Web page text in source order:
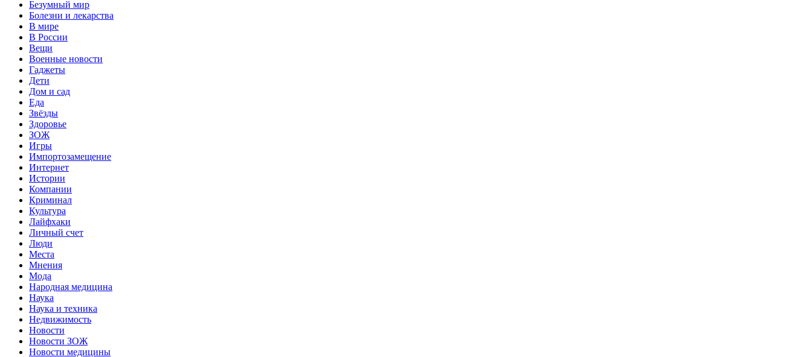
Безумный мир
Болезни и лекарства
В мире
В России
Вещи
Военные новости
Гаджеты
Дети
Дом и сад
Еда
Звёзды
Здоровье
ЗОЖ
Игры
Импортозамещение
Интернет
Истории
Компании
Криминал
Культура
Лайфхаки
Личный счет
Люди
Места
Мнения
Мода
Народная медицина
Наука
Наука и техника
Недвижимость
Новости
Новости ЗОЖ
Новости медицины